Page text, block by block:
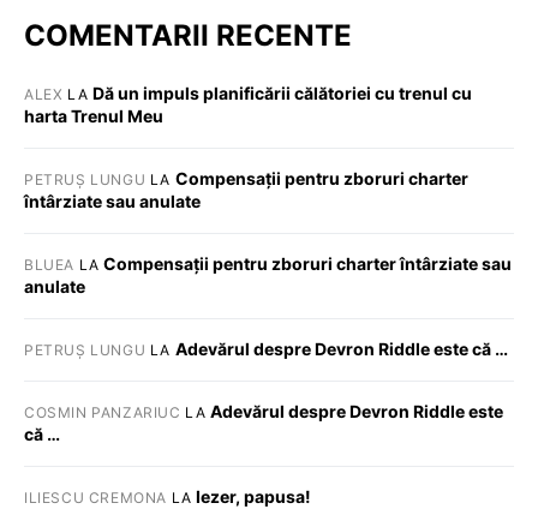
COMENTARII RECENTE
ALEX LA Dă un impuls planificării călătoriei cu trenul cu
harta Trenul Meu
PETRUȘ LUNGU LA Compensații pentru zboruri charter
întârziate sau anulate
BLUEA LACompensații pentru zboruri charter întârziate sau
anulate
PETRUȘ LUNGU LA Adevărul despre Devron Riddle este că …
COSMIN PANZARIUC LA Adevărul despre Devron Riddle este
că …
ILIESCU CREMONA LA Iezer, papusa!